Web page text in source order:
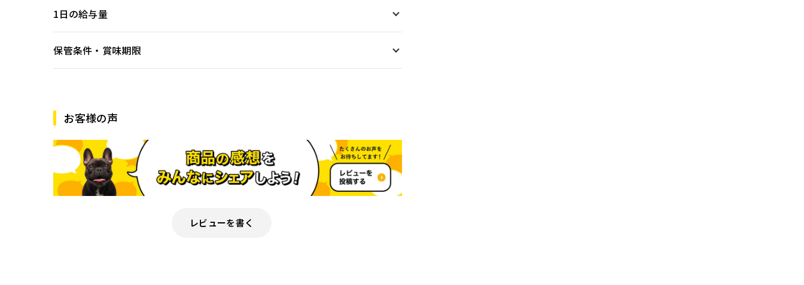
1日の給与量
保管条件・賞味期限
お客様の声
レビューを書く